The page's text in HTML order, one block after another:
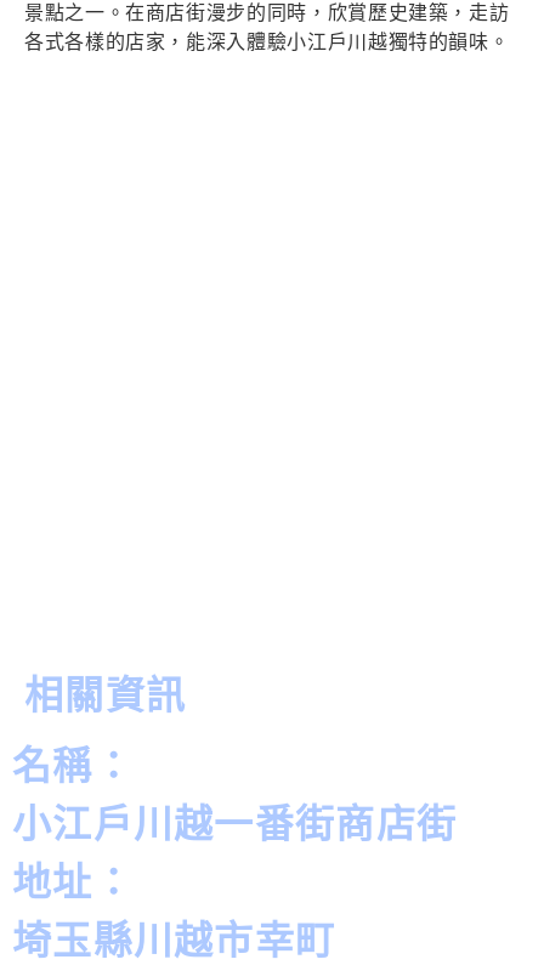
景點之一。在商店街漫步的同時，欣賞歷史建築，走訪
各式各樣的店家，能深入體驗小江戶川越獨特的韻味。
相關資訊
名稱：
小江戶川越一番街商店街
地址：
埼玉縣川越市幸町